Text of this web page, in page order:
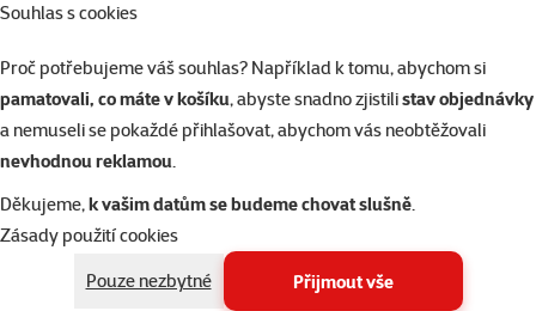
Souhlas s cookies
Proč potřebujeme váš souhlas? Například k tomu, abychom si
pamatovali, co máte v košíku, abyste snadno zjistilistav objednávky
a nemuseli se pokaždé přihlašovat, abychom vás neobtěžovali
nevhodnou reklamou.
Děkujeme,k vašim datům se budeme chovat slušně.
Zásady použití cookies
Pouze nezbytné
Přijmout vše
Akvaristika
Filtrovat
Kategorie
Nenalezeny žádné produkty